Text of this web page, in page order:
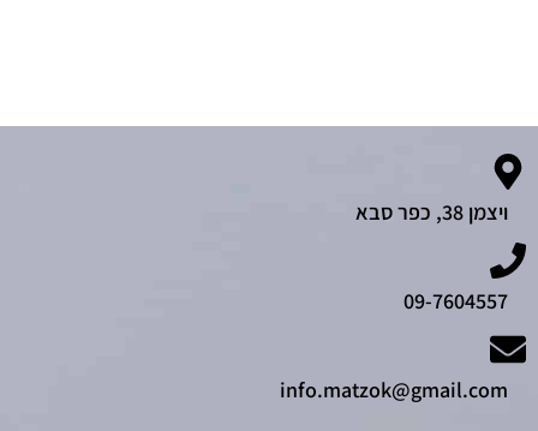
ויצמן 38, כפר סבא
09-7604557
info.matzok@gmail.com